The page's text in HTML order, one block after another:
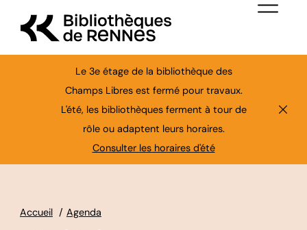
Le 3e étage de la bibliothèque des
Champs Libres est fermé pour travaux.
L'été, les bibliothèques ferment à tour de
rôle ou adaptent leurs horaires.
Consulter les horaires d'été
Menu de
Accueil Agenda